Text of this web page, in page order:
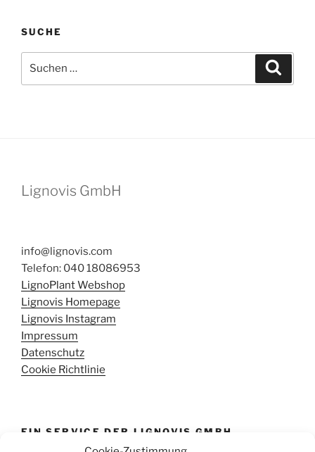
SUCHE
nach:
Lignovis GmbH
info@lignovis.com
Telefon: 040 18086953
LignoPlant Webshop
Lignovis Homepage
Lignovis Instagram
Impressum
Datenschutz
Cookie Richtlinie
EIN SERVICE DER LIGNOVIS GMBH